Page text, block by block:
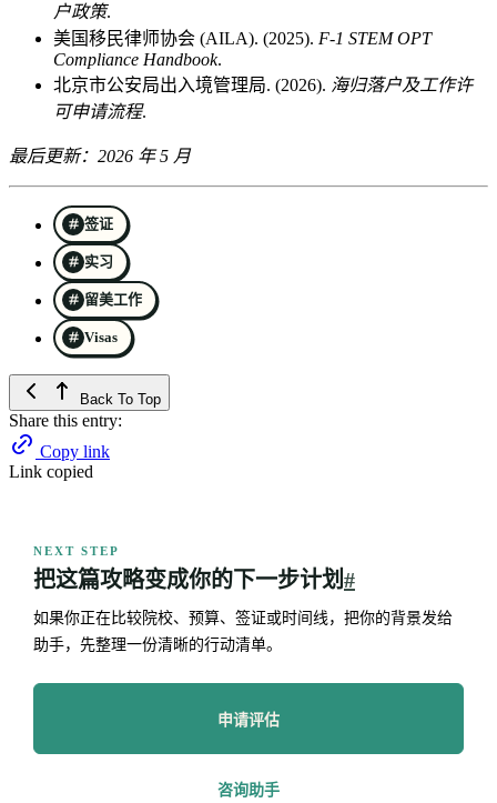
户政策.
美国移民律师协会 (AILA). (2025). F-1 STEM OPT
Compliance Handbook.
北京市公安局出入境管理局. (2026). 海归落户及工作许
可申请流程.
最后更新：2026 年 5 月
签证
实习
留美工作
Visas
Back To Top
Share this entry:
Copy link
Link copied
NEXT STEP
把这篇攻略变成你的下一步计划#
如果你正在比较院校、预算、签证或时间线，把你的背景发给
助手，先整理一份清晰的行动清单。
申请评估
咨询助手